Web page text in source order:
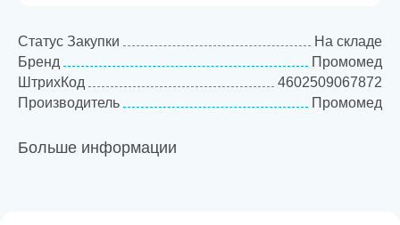
Статус Закупки
На складе
Бренд
Промомед
ШтрихКод
4602509067872
Производитель
Промомед
Больше информации